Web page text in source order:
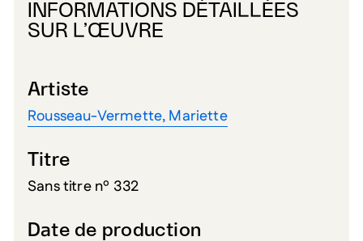
INFORMATIONS DÉTAILLÉES
SUR L’ŒUVRE
Artiste
Rousseau-Vermette, Mariette
Titre
Sans titre nº 332
Date de production